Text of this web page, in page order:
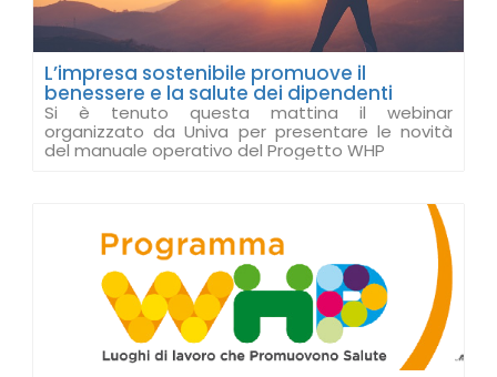
L’impresa sostenibile promuove il
benessere e la salute dei dipendenti
Si è tenuto questa mattina il webinar
organizzato da Univa per presentare le novità
del manuale operativo del Progetto WHP